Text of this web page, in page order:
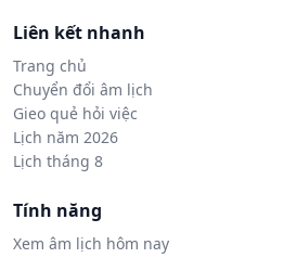
Liên kết nhanh
Trang chủ
Chuyển đổi âm lịch
Gieo quẻ hỏi việc
Lịch năm 2026
Lịch tháng 8
Tính năng
Xem âm lịch hôm nay